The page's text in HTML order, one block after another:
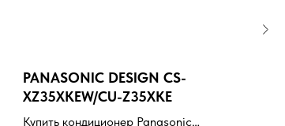
PANASONIC DESIGN CS-
XZ35XKEW/CU-Z35XKE
Купить кондиционер Panasonic